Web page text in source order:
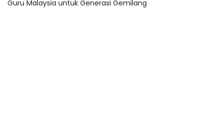
Guru Malaysia untuk Generasi Gemilang